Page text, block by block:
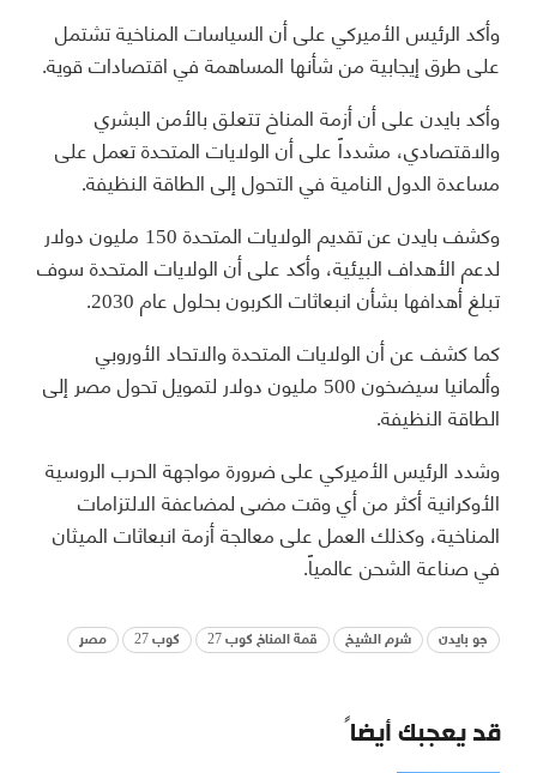
وأكد الرئيس الأميركي على أن السياسات المناخية تشتمل
على طرق إيجابية من ‏شأنها المساهمة في اقتصادات قوية.‏
وأكد بايدن على أن أزمة المناخ تتعلق بالأمن البشري
والاقتصادي، مشدداً على أن ‏الولايات المتحدة تعمل على
مساعدة الدول النامية في التحول إلى الطاقة النظيفة.‏
وكشف بايدن عن تقديم الولايات المتحدة 150 مليون دولار
لدعم الأهداف البيئية، ‏وأكد على أن الولايات المتحدة سوف
تبلغ أهدافها بشأن انبعاثات الكربون بحلول ‏عام 2030.‏
كما كشف عن أن الولايات المتحدة والاتحاد الأوروبي
وألمانيا سيضخون 500 ‏مليون دولار لتمويل تحول مصر إلى
الطاقة النظيفة.‏
وشدد الرئيس الأميركي على ضرورة مواجهة الحرب الروسية
الأوكرانية أكثر من ‏أي وقت مضى لمضاعفة الالتزامات
المناخية، وكذلك العمل على معالجة أزمة ‏انبعاثات الميثان
في صناعة الشحن عالمياً.‏
جو بايدن شرم الشيخ قمة المناخ كوب 27 كوب 27 مصر
قد يعجبك أيضاً